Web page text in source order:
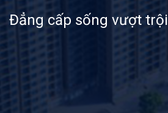
Đẳng cấp sống vượt trội